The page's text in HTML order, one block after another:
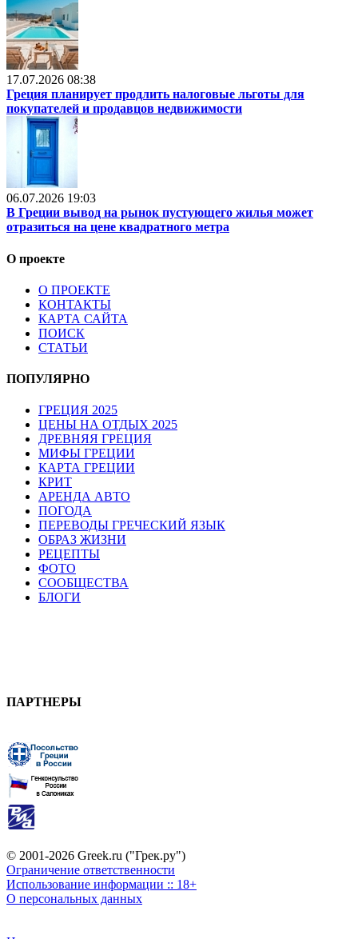
17.07.2026 08:38
Греция планирует продлить налоговые льготы для
покупателей и продавцов недвижимости
06.07.2026 19:03
В Греции вывод на рынок пустующего жилья может
отразиться на цене квадратного метра
О проекте
О ПРОЕКТЕ
КОНТАКТЫ
КАРТА САЙТА
ПОИСК
СТАТЬИ
ПОПУЛЯРНО
ГРЕЦИЯ 2025
ЦЕНЫ НА ОТДЫХ 2025
ДРЕВНЯЯ ГРЕЦИЯ
МИФЫ ГРЕЦИИ
КАРТА ГРЕЦИИ
КРИТ
АРЕНДА АВТО
ПОГОДА
ПЕРЕВОДЫ ГРЕЧЕСКИЙ ЯЗЫК
ОБРАЗ ЖИЗНИ
РЕЦЕПТЫ
ФОТО
СООБЩЕСТВА
БЛОГИ
ПАРТНЕРЫ
© 2001-2026 Greek.ru ("Грек.ру")
Ограничение ответственности
Использование информации :: 18+
О персональных данных